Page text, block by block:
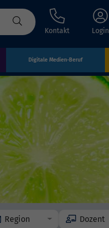
Kontakt Login
Digitale Medien-Beruf
Region Dozent